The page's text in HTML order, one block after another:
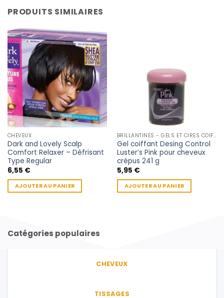
PRODUITS SIMILAIRES
CHEVEUX
Dark and Lovely Scalp
Comfort Relaxer – Défrisant
Type Regular
6,55 €
AJOUTER AU PANIER
BRILLANTINES - GELS ET CIRES COIFFANTE
Gel coiffant Desing Control
Luster’s Pink pour cheveux
crépus 241 g
5,95 €
AJOUTER AU PANIER
Catégories populaires
CHEVEUX
TISSAGES